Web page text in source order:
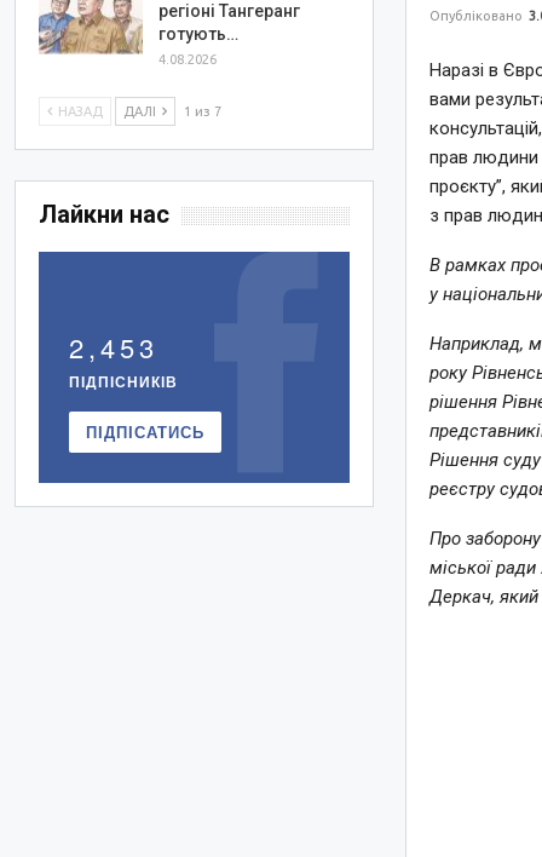
Опубліковано
Наразі в
вами
прав людини
проєкту”,
з прав
В рамках
у
Наприклад,
року
рішення
Рішення
реєстру
Про
міської
Деркач, який
регіоні Тангеранг
готують…
4.08.2026
НАЗАД ДАЛІ 1 из 7
Лайкни нас
2,453
ПІДПІСНИКІВ
ПІДПІСАТИСЬ